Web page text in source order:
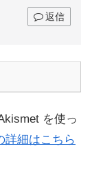
返信
を使っ
詳細はこちら